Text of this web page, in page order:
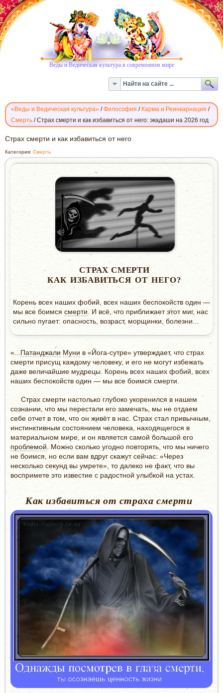
Веды и Ведическая культура в современном мире
«Веды и Ведическая культура» /Философия / Карма и Реинкарнация /
Смерть /Страх смерти и как избавиться от него: экадаши на 2026 год
СТРАХ
СМЕРТИ
И
КАК
ИЗБАВИТЬСЯ
НЕГО
Страх смерти и как избавиться от него
Категория: Смерть
СТРАХ СМЕРТИ
КАК ИЗБАВИТЬСЯ ОТ НЕГО?
Корень всех наших фобий, всех наших беспокойств один —
мы все боимся смерти . И всё, что приближает этот миг, нас
сильно пугает: опасность, возраст, морщинки, болезни...
«... Патанджали Муни в «Йога-сутре» утверждает, что страх
смерти присущ каждому человеку, и его не могут избежать
даже величайшие мудрецы. Корень всех наших фобий, всех
наших беспокойств один — мы все боимся смерти.
Страх смерти настолько глубоко укоренился в нашем
сознании, что мы перестали его замечать, мы не отдаем
себе отчет в том, что он живёт в нас. Страх стал привычным,
инстинктивным состоянием человека, находящегося в
материальном мире, и он является самой большой его
проблемой . Можно сколько угодно повторять, что мы ничего
не боимся, но если вам вдруг скажут сейчас: «Через
несколько секунд вы умрете», то далеко не факт, что вы
воспримете это известие с радостной улыбкой на устах.
Как избавиться от страха смерти